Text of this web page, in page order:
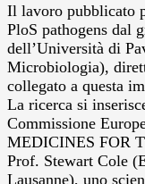
Il lavoro pubblicato
PloS pathogens dal
dell’Università di
Microbiologia),
collegato a questa
La ricerca si
Commissione
MEDICINES FOR
Prof. Stewart Cole
Lausanne), uno